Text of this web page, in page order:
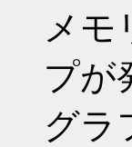
メ
プが
グ